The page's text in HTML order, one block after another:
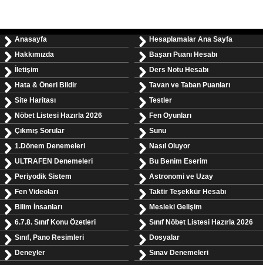
Anasayfa
Hakkımızda
İletişim
Hata & Öneri Bildir
Site Haritası
Nöbet Listesi Hazırla 2026
Çıkmış Sorular
1.Dönem Denemeleri
ULTRAFEN Denemeleri
Periyodik Sistem
Fen Videoları
Bilim İnsanları
6.7.8. Sınıf Konu Özetleri
Sınıf, Pano Resimleri
Deneyler
Hesaplamalar Ana Sayfa
Başarı Puanı Hesabı
Ders Notu Hesabı
Tavan ve Taban Puanları
Testler
Fen Oyunları
Sunu
Nasıl Oluyor
Bu Benim Eserim
Astronomi ve Uzay
Taktir Teşekkür Hesabı
Mesleki Gelişim
Sınıf Nöbet Listesi Hazırla 2026
Dosyalar
Sınav Denemeleri